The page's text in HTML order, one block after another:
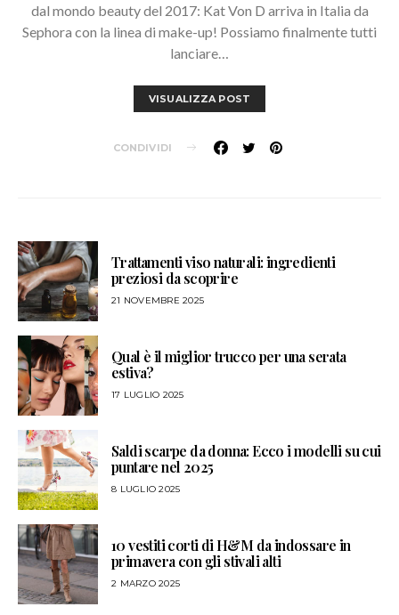
dal mondo beauty del 2017: Kat Von D arriva in Italia da
Sephora con la linea di make-up! Possiamo finalmente tutti
lanciare…
VISUALIZZA POST
CONDIVIDI
Trattamenti viso naturali: ingredienti
preziosi da scoprire
21 NOVEMBRE 2025
Qual è il miglior trucco per una serata
estiva?
17 LUGLIO 2025
Saldi scarpe da donna: Ecco i modelli su cui
puntare nel 2025
8 LUGLIO 2025
10 vestiti corti di H&M da indossare in
primavera con gli stivali alti
2 MARZO 2025